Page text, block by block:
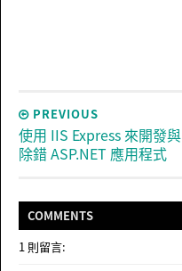
PREVIOUS
使用 IIS Express 來開發與
除錯 ASP.NET 應用程式
COMMENTS
1 則留言: